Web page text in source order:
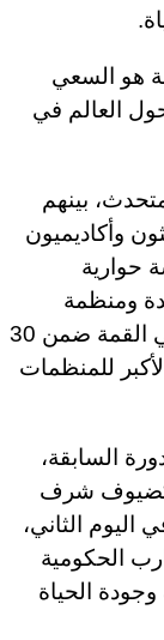
هو السعي
إنسان حول العالم في
القمة مشاركة 140 دولة و600 متحدث، بينهم
وأكاديميون
في 200 جلسة حوارية
ومنظمة
الصحة العالمية وصندوق النقد الدولي في القمة ضمن 30
للمنظمات
السابقة،
مشاركة 3 دول كضيوف شرف
اليوم الثاني،
الحكومية
وجودة الحياة